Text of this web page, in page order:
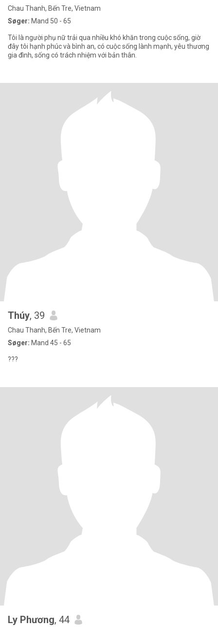
Chau Thanh, Bến Tre, Vietnam
Søger: Mand 50 - 65
Tôi là người phụ nữ trải qua nhiều khó khăn trong cuộc sống, giờ
đây tôi hạnh phúc và bình an, có cuộc sống lành mạnh, yêu thương
gia đình, sống có trách nhiệm với bản thân.
Thúy, 39
Chau Thanh, Bến Tre, Vietnam
Søger: Mand 45 - 65
???
Ly Phương, 44